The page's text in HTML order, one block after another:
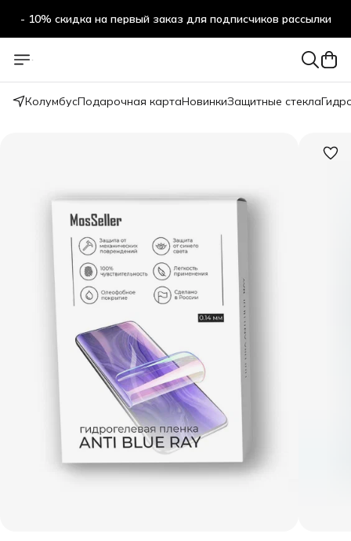
- 10% скидка на первый заказ для подписчиков рассылки
КолумбусПодарочная картаНовинкиЗащитные стекла